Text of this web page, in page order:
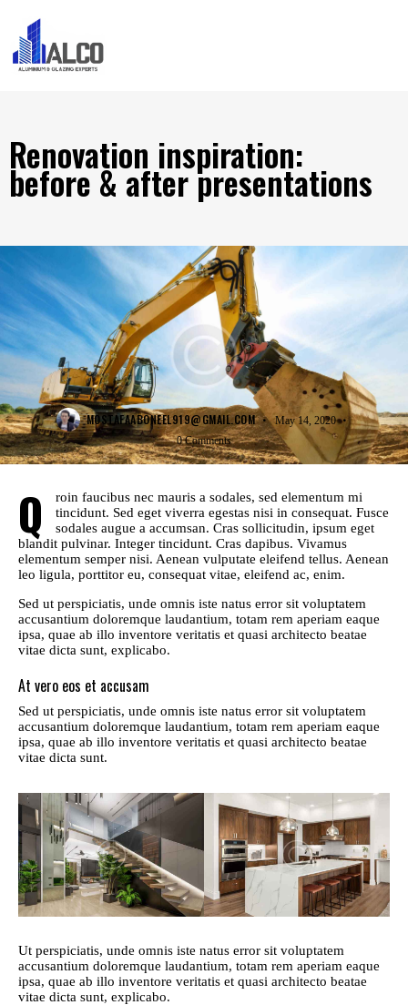
Renovation inspiration:
before & after presentations
COMPANY
MOSTAFAABONEEL919@GMAIL.COM
May 14, 2020
0 Comments
Q
roin faucibus nec mauris a sodales, sed elementum mi
tincidunt. Sed eget viverra egestas nisi in consequat. Fusce
sodales augue a accumsan. Cras sollicitudin, ipsum eget
blandit pulvinar. Integer tincidunt. Cras dapibus. Vivamus
elementum semper nisi. Aenean vulputate eleifend tellus. Aenean
leo ligula, porttitor eu, consequat vitae, eleifend ac, enim.
Sed ut perspiciatis, unde omnis iste natus error sit voluptatem
accusantium doloremque laudantium, totam rem aperiam eaque
ipsa, quae ab illo inventore veritatis et quasi architecto beatae
vitae dicta sunt, explicabo.
At vero eos et accusam
Sed ut perspiciatis, unde omnis iste natus error sit voluptatem
accusantium doloremque laudantium, totam rem aperiam eaque
ipsa, quae ab illo inventore veritatis et quasi architecto beatae
vitae dicta sunt.
Ut perspiciatis, unde omnis iste natus error sit voluptatem
accusantium doloremque laudantium, totam rem aperiam eaque
ipsa, quae ab illo inventore veritatis et quasi architecto beatae
vitae dicta sunt, explicabo.